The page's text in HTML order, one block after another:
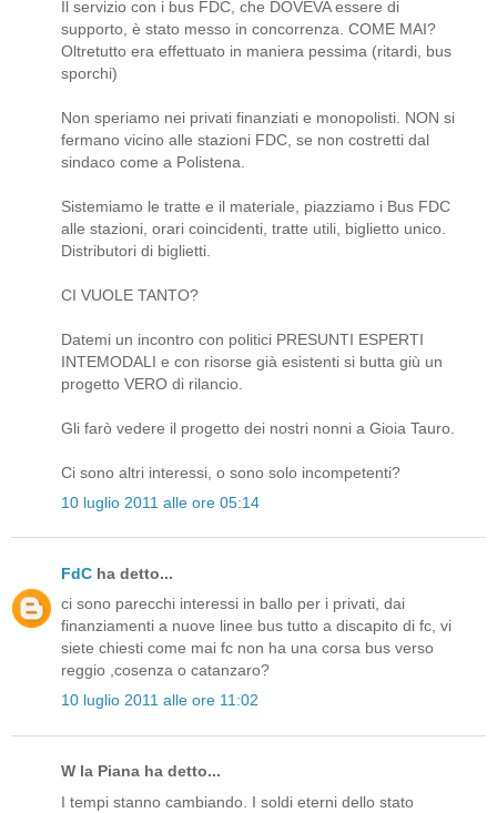
Il servizio con i bus FDC, che DOVEVA essere di
supporto, è stato messo in concorrenza. COME MAI?
Oltretutto era effettuato in maniera pessima (ritardi, bus
sporchi)
Non speriamo nei privati finanziati e monopolisti. NON si
fermano vicino alle stazioni FDC, se non costretti dal
sindaco come a Polistena.
Sistemiamo le tratte e il materiale, piazziamo i Bus FDC
alle stazioni, orari coincidenti, tratte utili, biglietto unico.
Distributori di biglietti.
CI VUOLE TANTO?
Datemi un incontro con politici PRESUNTI ESPERTI
INTEMODALI e con risorse già esistenti si butta giù un
progetto VERO di rilancio.
Gli farò vedere il progetto dei nostri nonni a Gioia Tauro.
Ci sono altri interessi, o sono solo incompetenti?
10 luglio 2011 alle ore 05:14
FdC ha detto...
ci sono parecchi interessi in ballo per i privati, dai
finanziamenti a nuove linee bus tutto a discapito di fc, vi
siete chiesti come mai fc non ha una corsa bus verso
reggio ,cosenza o catanzaro?
10 luglio 2011 alle ore 11:02
W la Piana ha detto...
I tempi stanno cambiando. I soldi eterni dello stato